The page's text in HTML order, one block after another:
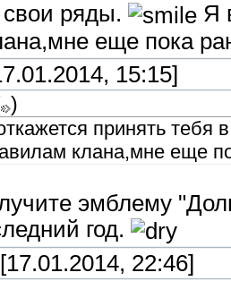
свои ряды.
Я
еще пока
15:15]
)
принять
клана,мне еще
эмблему
год.
[17.01.2014, 22:46]